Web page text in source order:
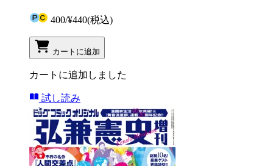
400/¥440(税込)
カートに追加
カートに追加しました
試し読み